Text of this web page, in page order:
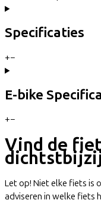
Specificaties
+−
E-bike
+−
Vind de
Let op! Niet elke fiets is
adviseren in welke fiets